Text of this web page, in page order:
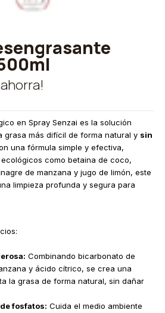
en Spray Senzai es la solución
grasa más difícil de forma natural y sin
una fórmula simple y efectiva,
como betaina de coco,
de manzana y jugo de limón, este
limpieza profunda y segura para
Combinando bicarbonato de
y ácido cítrico, se crea una
la grasa de forma natural, sin dañar
fosfatos: Cuida el medio ambiente